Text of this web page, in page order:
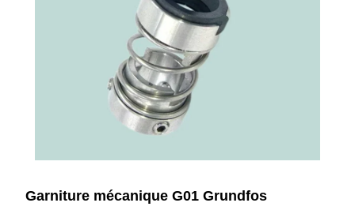
Garniture mécanique G01 Grundfos